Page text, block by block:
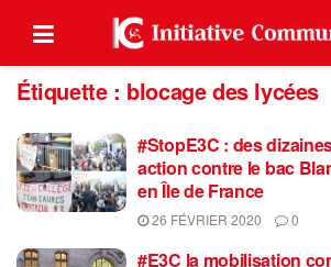
Étiquette : blocage des lycées
#StopE3C : des
action contre le bac
en Île de France
26 FÉVRIER 2020 0
#E3C la mobilisation